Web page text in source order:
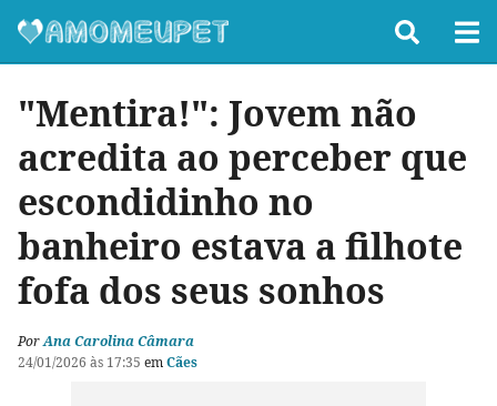
"Mentira!": Jovem não
acredita ao perceber que
escondidinho no
banheiro estava a filhote
fofa dos seus sonhos
PorAna Carolina Câmara
24/01/2026 às 17:35 emCães